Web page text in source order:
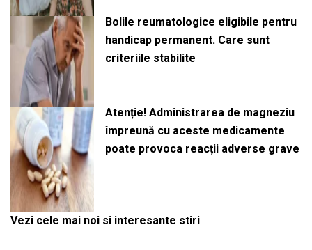
Bolile reumatologice eligibile pentru
handicap permanent. Care sunt
criteriile stabilite
Atenție! Administrarea de magneziu
împreună cu aceste medicamente
poate provoca reacții adverse grave
Vezi cele mai noi si interesante stiri